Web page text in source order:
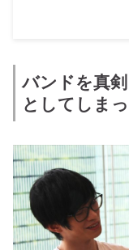
バンドを真
としてしま